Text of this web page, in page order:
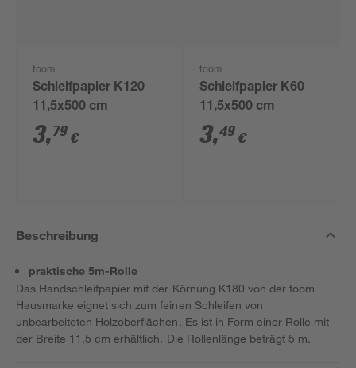
toom
Schleifpapier K120
11,5x500 cm
3,79 €
toom
Schleifpapier K60
11,5x500 cm
3,49 €
Beschreibung
praktische 5m-Rolle
Das Handschleifpapier mit der Körnung K180 von der toom
Hausmarke eignet sich zum feinen Schleifen von
unbearbeiteten Holzoberflächen. Es ist in Form einer Rolle mit
der Breite 11,5 cm erhältlich. Die Rollenlänge beträgt 5 m.